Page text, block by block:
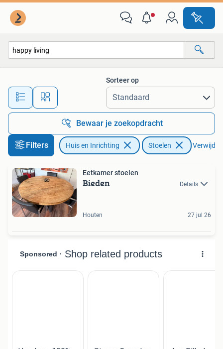
Alle afstanden…
Sorteer op
Bewaar je zoekopdracht
Filters Huis en Inrichting Stoelen
Eetkamer stoelen
Bieden Details
Houten 27 jul 26